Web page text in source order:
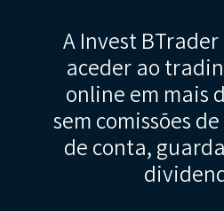
A Invest
aceder ao
online em mais
sem comissões
de conta,